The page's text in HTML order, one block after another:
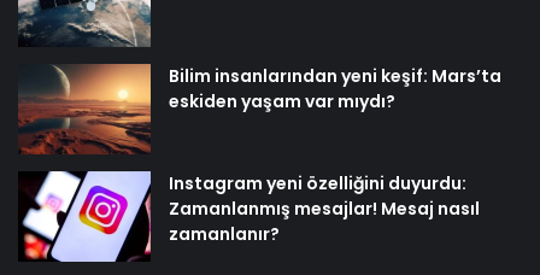
Bilim insanlarından yeni keşif: Mars’ta
eskiden yaşam var mıydı?
Instagram yeni özelliğini duyurdu:
Zamanlanmış mesajlar! Mesaj nasıl
zamanlanır?